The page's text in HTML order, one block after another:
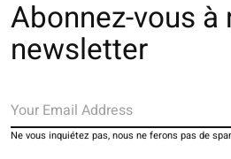
Abonnez-vous à
newsletter
Ne vous inquiétez pas, nous ne ferons pas de